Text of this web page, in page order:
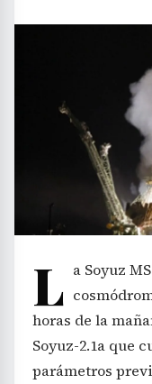
L a Soyuz
horas de la
Soyuz-2.1a que
parámetros